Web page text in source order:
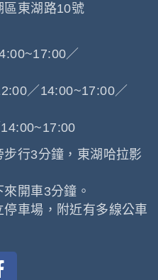
區東湖路10號
／
／14:00~17:00／
行3分鐘，東湖哈拉影
開車3分鐘。
車場，附近有多線公車